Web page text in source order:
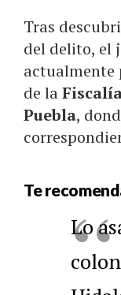
Tras
del delito, el
actualmente
de la
Puebla,
Te
Lo